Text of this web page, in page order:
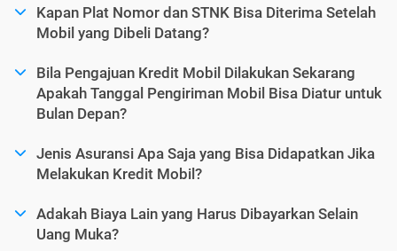
Kapan Plat Nomor dan STNK Bisa Diterima Setelah
Mobil yang Dibeli Datang?
Bila Pengajuan Kredit Mobil Dilakukan Sekarang
Apakah Tanggal Pengiriman Mobil Bisa Diatur untuk
Bulan Depan?
Jenis Asuransi Apa Saja yang Bisa Didapatkan Jika
Melakukan Kredit Mobil?
Adakah Biaya Lain yang Harus Dibayarkan Selain
Uang Muka?